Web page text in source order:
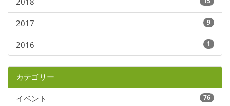
2017 9
2016 1
カテゴリー
イベント 76